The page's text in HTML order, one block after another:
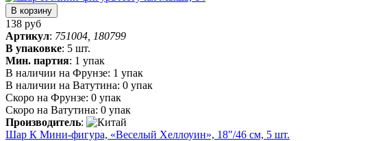
В корзину
138 руб
Артикул: 751004, 180799
В упаковке: 5 шт.
Мин. партия: 1 упак
В наличии на Фрунзе: 1 упак
В наличии на Ватутина: 0 упак
Скоро на Фрунзе: 0 упак
Скоро на Ватутина: 0 упак
Производитель:
Шар К Мини-фигура, «Веселый Хеллоуин», 18"/46 см, 5 шт.